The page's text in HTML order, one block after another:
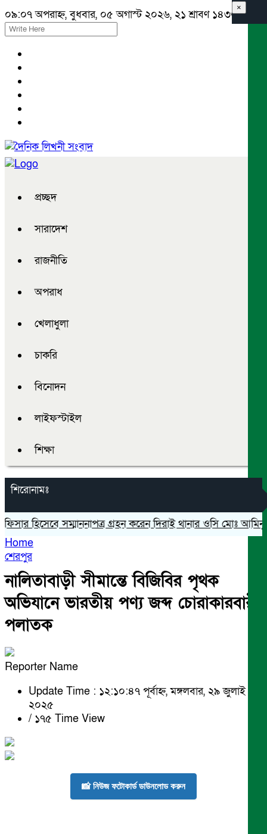
০৯:০৭ অপরাহ্ন, বুধবার, ০৫ অগাস্ট ২০২৬, ২১ শ্রাবণ ১৪৩৩ বঙ্গাব্দ
প্রচ্ছদ
সারাদেশ
রাজনীতি
অপরাধ
খেলাধুলা
চাকরি
বিনোদন
লাইফস্টাইল
শিক্ষা
শিরোনামঃ
হিসেবে সম্মাননাপত্র গ্রহন করেন দিরাই থানার ওসি মোঃ আমিনুল
×
Home
শেরপুর
নালিতাবাড়ী সীমান্তে বিজিবির পৃথক
অভিযানে ভারতীয় পণ্য জব্দ চোরাকারবারী
পলাতক
Reporter Name
Update Time : ১২:১০:৪৭ পূর্বাহ্ন, মঙ্গলবার, ২৯ জুলাই
২০২৫
/ ১৭৫ Time View
📸 নিউজ ফটোকার্ড ডাউনলোড করুন